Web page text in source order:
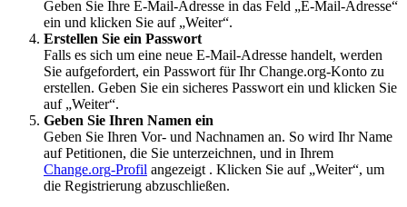
Geben Sie Ihre E-Mail-Adresse in das Feld „E-Mail-Adresse“
ein und klicken Sie auf „Weiter“.
Erstellen Sie ein Passwort
Falls es sich um eine neue E-Mail-Adresse handelt, werden
Sie aufgefordert, ein Passwort für Ihr Change.org-Konto zu
erstellen. Geben Sie ein sicheres Passwort ein und klicken Sie
auf „Weiter“.
Geben Sie Ihren Namen ein
Geben Sie Ihren Vor- und Nachnamen an. So wird Ihr Name
auf Petitionen, die Sie unterzeichnen, und in Ihrem
Change.org-Profil angezeigt . Klicken Sie auf „Weiter“, um
die Registrierung abzuschließen.